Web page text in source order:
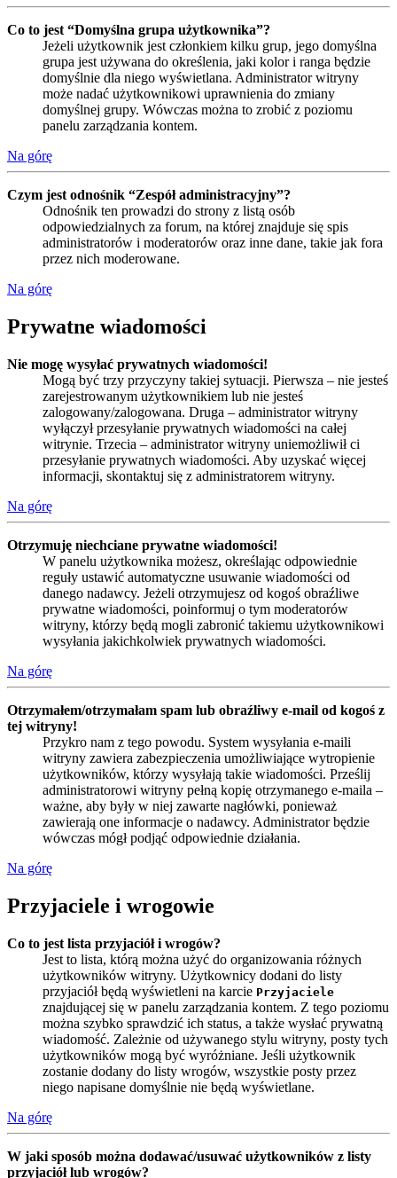
Co to jest “Domyślna grupa użytkownika”?
Jeżeli użytkownik jest członkiem kilku grup, jego domyślna
grupa jest używana do określenia, jaki kolor i ranga będzie
domyślnie dla niego wyświetlana. Administrator witryny
może nadać użytkownikowi uprawnienia do zmiany
domyślnej grupy. Wówczas można to zrobić z poziomu
panelu zarządzania kontem.
Na górę
Czym jest odnośnik “Zespół administracyjny”?
Odnośnik ten prowadzi do strony z listą osób
odpowiedzialnych za forum, na której znajduje się spis
administratorów i moderatorów oraz inne dane, takie jak fora
przez nich moderowane.
Na górę
Prywatne wiadomości
Nie mogę wysyłać prywatnych wiadomości!
Mogą być trzy przyczyny takiej sytuacji. Pierwsza – nie jesteś
zarejestrowanym użytkownikiem lub nie jesteś
zalogowany/zalogowana. Druga – administrator witryny
wyłączył przesyłanie prywatnych wiadomości na całej
witrynie. Trzecia – administrator witryny uniemożliwił ci
przesyłanie prywatnych wiadomości. Aby uzyskać więcej
informacji, skontaktuj się z administratorem witryny.
Na górę
Otrzymuję niechciane prywatne wiadomości!
W panelu użytkownika możesz, określając odpowiednie
reguły ustawić automatyczne usuwanie wiadomości od
danego nadawcy. Jeżeli otrzymujesz od kogoś obraźliwe
prywatne wiadomości, poinformuj o tym moderatorów
witryny, którzy będą mogli zabronić takiemu użytkownikowi
wysyłania jakichkolwiek prywatnych wiadomości.
Na górę
Otrzymałem/otrzymałam spam lub obraźliwy e-mail od kogoś z
tej witryny!
Przykro nam z tego powodu. System wysyłania e-maili
witryny zawiera zabezpieczenia umożliwiające wytropienie
użytkowników, którzy wysyłają takie wiadomości. Prześlij
administratorowi witryny pełną kopię otrzymanego e-maila –
ważne, aby były w niej zawarte nagłówki, ponieważ
zawierają one informacje o nadawcy. Administrator będzie
wówczas mógł podjąć odpowiednie działania.
Na górę
Przyjaciele i wrogowie
Co to jest lista przyjaciół i wrogów?
Jest to lista, którą można użyć do organizowania różnych
użytkowników witryny. Użytkownicy dodani do listy
przyjaciół będą wyświetleni na karcie Przyjaciele
znajdującej się w panelu zarządzania kontem. Z tego poziomu
można szybko sprawdzić ich status, a także wysłać prywatną
wiadomość. Zależnie od używanego stylu witryny, posty tych
użytkowników mogą być wyróżniane. Jeśli użytkownik
zostanie dodany do listy wrogów, wszystkie posty przez
niego napisane domyślnie nie będą wyświetlane.
Na górę
W jaki sposób można dodawać/usuwać użytkowników z listy
przyjaciół lub wrogów?